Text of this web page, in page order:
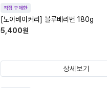
직접 구매한
[노아베이커리] 블루베리번 180g
5,400원
상세보기